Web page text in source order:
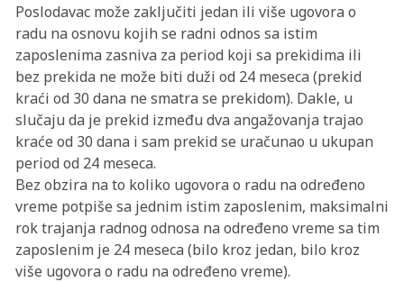
Poslodavac može zaključiti jedan ili više ugovora o
radu na osnovu kojih se radni odnos sa istim
zaposlenima zasniva za period koji sa prekidima ili
bez prekida ne može biti duži od 24 meseca (prekid
kraći od 30 dana ne smatra se prekidom). Dakle, u
slučaju da je prekid između dva angažovanja trajao
kraće od 30 dana i sam prekid se uračunao u ukupan
period od 24 meseca.
Bez obzira na to koliko ugovora o radu na određeno
vreme potpiše sa jednim istim zaposlenim, maksimalni
rok trajanja radnog odnosa na određeno vreme sa tim
zaposlenim je 24 meseca (bilo kroz jedan, bilo kroz
više ugovora o radu na određeno vreme).